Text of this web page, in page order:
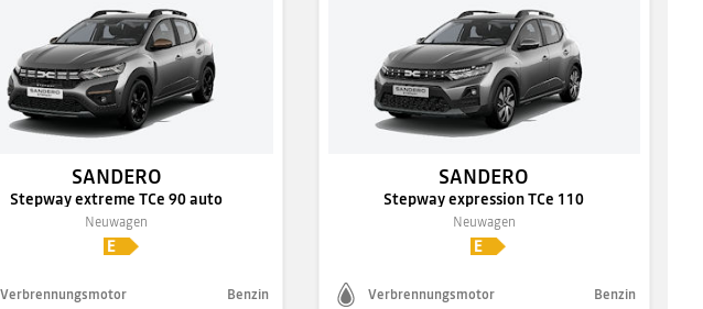
SANDERO
Stepway extreme TCe 90 auto
Neuwagen
Verbrennungsmotor Benzin
SANDERO
Stepway expression TCe 110
Neuwagen
Verbrennungsmotor Benzin